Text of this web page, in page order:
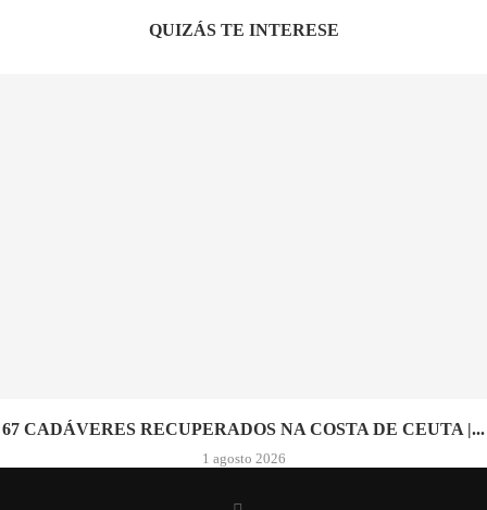
QUIZÁS TE INTERESE
67 CADÁVERES RECUPERADOS NA COSTA DE CEUTA |...
1 agosto 2026